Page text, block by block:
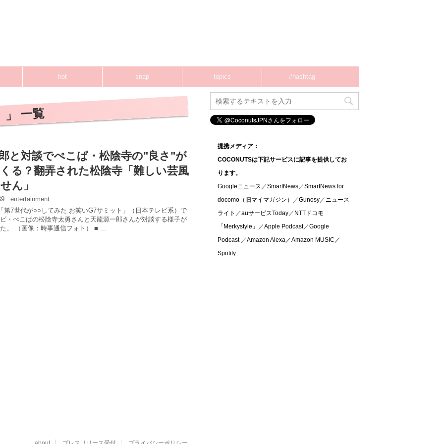
hot snap topics #hashtag
一覧
と対談でぺこぱ・松陰寺の"良さ"が
る？翻弄された松陰寺「難しい芸風
ん」
entertainment
第7世代が○○してみた お笑いG7サミット」（日本テレビ系）で
・ぺこぱの松陰寺太勇さんと天龍源一郎さんが対談する様子が
。 （画像：時事通信フォト） ■ ...
提携メディア：
COCONUTSは下記サービスに記事を提供してお
ります。
Googleニュース／SmartNews／SmartNews for
docomo（旧マイマガジン）／Gunosy／ニュース
ライト／auサービスToday／NTTドコモ
「Merkystyle」／Apple Podcast／Google
Podcast ／Amazon Alexa／Amazon MUSIC／
Spotify